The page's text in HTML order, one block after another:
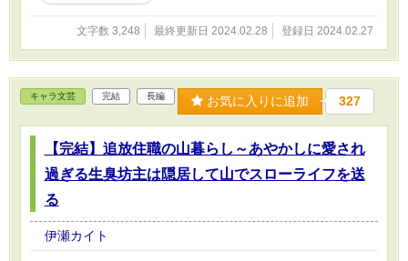
文字数 3,248 最終更新日 2024.02.28 登録日 2024.02.27
キャラ文芸 完結 長編 お気に入りに追加 327
【完結】追放住職の山暮らし～あやかしに愛され
過ぎる生臭坊主は隠居して山でスローライフを送
る
伊瀬カイト